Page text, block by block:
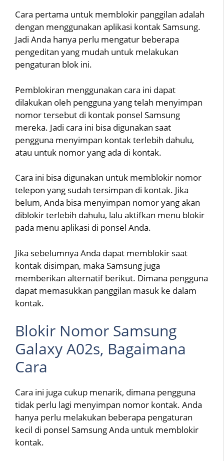
Cara pertama untuk memblokir panggilan adalah
dengan menggunakan aplikasi kontak Samsung.
Jadi Anda hanya perlu mengatur beberapa
pengeditan yang mudah untuk melakukan
pengaturan blok ini.
Pemblokiran menggunakan cara ini dapat
dilakukan oleh pengguna yang telah menyimpan
nomor tersebut di kontak ponsel Samsung
mereka. Jadi cara ini bisa digunakan saat
pengguna menyimpan kontak terlebih dahulu,
atau untuk nomor yang ada di kontak.
Cara ini bisa digunakan untuk memblokir nomor
telepon yang sudah tersimpan di kontak. Jika
belum, Anda bisa menyimpan nomor yang akan
diblokir terlebih dahulu, lalu aktifkan menu blokir
pada menu aplikasi di ponsel Anda.
Jika sebelumnya Anda dapat memblokir saat
kontak disimpan, maka Samsung juga
memberikan alternatif berikut. Dimana pengguna
dapat memasukkan panggilan masuk ke dalam
kontak.
Blokir Nomor Samsung
Galaxy A02s, Bagaimana
Cara
Cara ini juga cukup menarik, dimana pengguna
tidak perlu lagi menyimpan nomor kontak. Anda
hanya perlu melakukan beberapa pengaturan
kecil di ponsel Samsung Anda untuk memblokir
kontak.